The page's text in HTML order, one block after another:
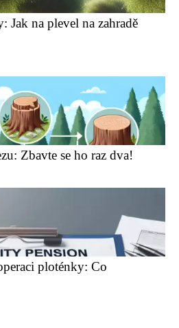
Jak na plevel na zahradě
Zbavte se ho raz dva!
ploténky: Co